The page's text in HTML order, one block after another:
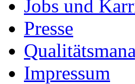
Jobs und
Presse
Impressum